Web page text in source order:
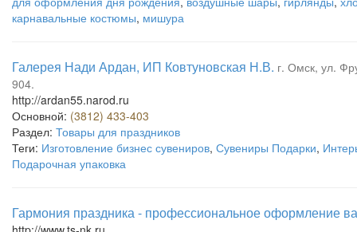
карнавальные костюмы, мишура
Галерея Нади Ардан, ИП Ковтуновская Н.В. г. Омск, ул.
904.
http://ardan55.narod.ru
Основной: (3812) 433-403
Раздел: Товары для праздников
Теги: Изготовление бизнес сувениров, Сувениры Подарки,
Подарочная упаковка
Гармония праздника - профессиональное оформление